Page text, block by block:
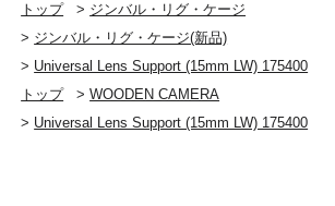
トップ
> ジンバル・リグ・ケージ
> ジンバル・リグ・ケージ(新品)
> Universal Lens Support (15mm LW) 175400
トップ
>WOODEN CAMERA
> Universal Lens Support (15mm LW) 175400